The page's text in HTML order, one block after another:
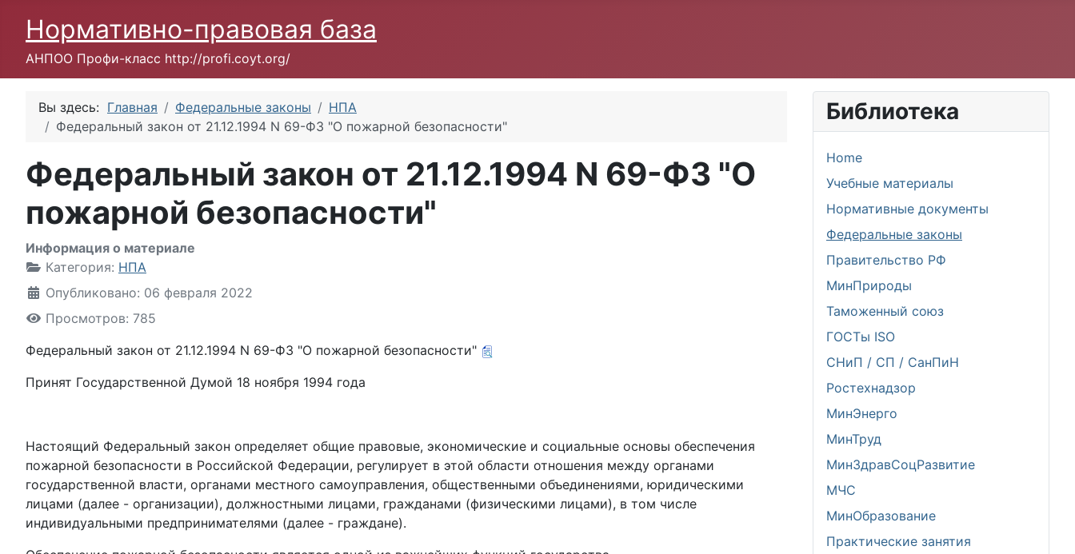
Нормативно-правовая база
АНПОО Профи-класс http://profi.coyt.org/
Вы здесь: Главная Федеральные законы
НПА
Федеральный закон от 21.12.1994 N 69-ФЗ "О пожарной безопасности"
Федеральный закон от 21.12.1994 N 69-ФЗ "О
пожарной безопасности"
Информация о материале
Категория: НПА
Опубликовано: 06 февраля 2022
Просмотров: 785
Федеральный закон от 21.12.1994 N 69-ФЗ "О пожарной безопасности"
Принят Государственной Думой 18 ноября 1994 года
Настоящий Федеральный закон определяет общие правовые, экономические и социальные основы обеспечения
пожарной безопасности в Российской Федерации, регулирует в этой области отношения между органами
государственной власти, органами местного самоуправления, общественными объединениями, юридическими
лицами (далее - организации), должностными лицами, гражданами (физическими лицами), в том числе
индивидуальными предпринимателями (далее - граждане).
Библиотека
Home
Учебные материалы
Нормативные документы
Федеральные законы
Правительство РФ
МинПрироды
Таможенный союз
ГОСТы ISO
СНиП / СП / СанПиН
Ростехнадзор
МинЭнерго
МинТруд
МинЗдравСоцРазвитие
МЧС
МинОбразование
Практические занятия